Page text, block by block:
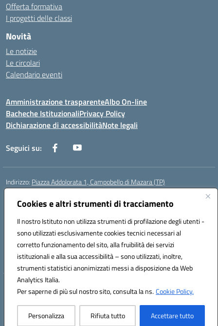
Cookies e altri strumenti di tracciamento
Il nostro Istituto non utilizza strumenti di profilazione degli utenti -
sono utilizzati esclusivamente cookies tecnici necessari al
corretto funzionamento del sito, alla fruibilità dei servizi
istituzionali e alla sua accessibilità – sono utilizzati, inoltre,
strumenti statistici anonimizzati messi a disposizione da Web
Analytics Italia.
Per saperne di più sul nostro sito, consulta la ns.Cookie Policy.
Personalizza Rifiuta tutto Accettare tutto
Offerta formativa
I progetti delle classi
Novità
Le notizie
Le circolari
Calendario eventi
Amministrazione trasparenteAlbo On-line
Bacheche IstituzionaliPrivacy Policy
Dichiarazione di accessibilitàNote legali
Seguici su:
Indirizzo: Piazza Addolorata 1, Campobello di Mazara (TP)
Centralino:
Posta elettronica certificata (PEC):tpic81800e@pec.istruzione.it
Codice fiscale: 81000910810
Codice meccanografico:TPIC81800E
Codice Indice delle Pubbliche Amministrazioni (IPA): istsc_tpic81800e
Codice unico di fatturazione (CUF): BAFXZG
Hosting & Powered by 3D Solution S.r.l.
Concept & Design by Designers Italia